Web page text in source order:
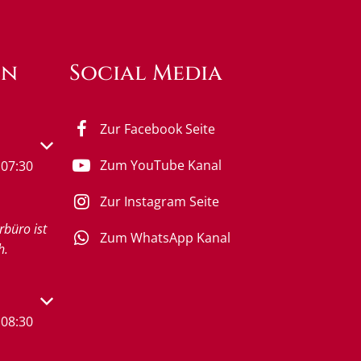
oder Schließzeiten auszublenden
ist
oder Schließzeiten auszublenden
Social Media
Zur Facebook Seite
Zum YouTube Kanal
Zur Instagram Seite
Zum WhatsApp Kanal